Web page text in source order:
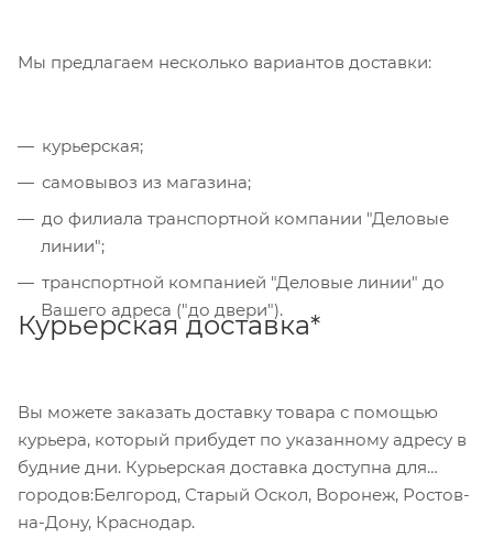
Также Вы можете оплатить товар, выбрав способ
"Банковский перевод", при этом будет
сформирован счет, который Вы сможете скачать
на странице оформления заказа и оплатить по
обратившись в отделение своего банка.
Для данного способа оплаты доступны к выбору
Мы предлагаем несколько вариантов доставки:
курьерская;
самовывоз из магазина;
до филиала транспортной компании "Деловые
линии";
транспортной компанией "Деловые линии" до
Вашего адреса ("до двери").
Курьерская доставка*
Вы можете заказать доставку товара с помощью
курьера, который прибудет по указанному адресу в
будние дни. Курьерская доставка доступна для
городов:Белгород, Старый Оскол, Воронеж, Ростов-
на-Дону, Краснодар.